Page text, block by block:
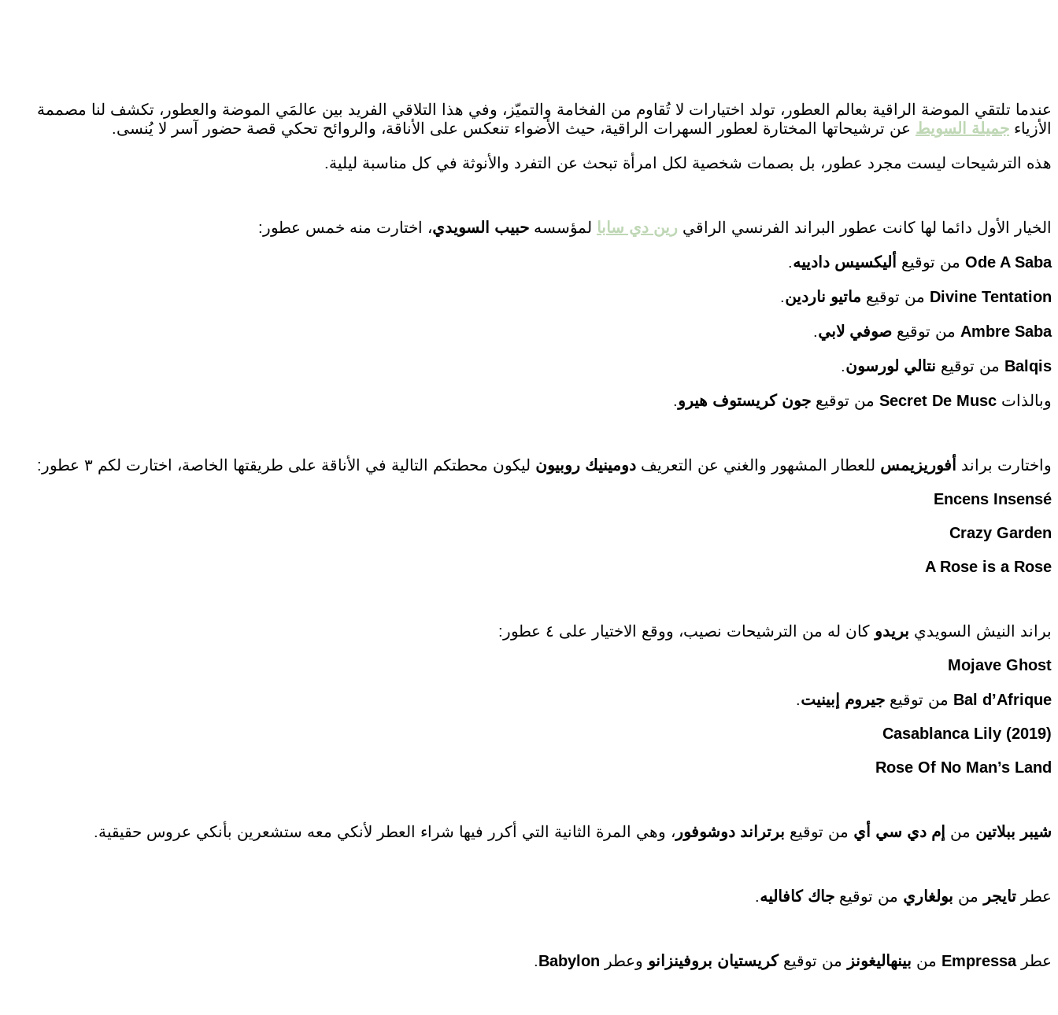
عندما تلتقي الموضة الراقية بعالم العطور، تولد اختيارات لا تُقاوم من الفخامة والتميّز، وفي هذا التلاقي الفريد بين عالمَي الموضة والعطور، تكشف لنا مصممة
الأزياء جميلة السويط عن ترشيحاتها المختارة لعطور السهرات الراقية، حيث الأضواء تنعكس على الأناقة، والروائح تحكي قصة حضور آسر لا يُنسى.
هذه الترشيحات ليست مجرد عطور، بل بصمات شخصية لكل امرأة تبحث عن التفرد والأنوثة في كل مناسبة ليلية.
الخيار الأول دائما لها كانت عطور البراند الفرنسي الراقي رين دي سابا لمؤسسه حبيب السويدي، اختارت منه خمس عطور:
Ode A Saba من توقيع أليكسيس دادييه.
Divine Tentation من توقيع ماتيو ناردين.
Ambre Saba من توقيع صوفي لابي.
Balqis من توقيع نتالي لورسون.
وبالذات Secret De Musc من توقيع جون كريستوف هيرو.
واختارت براند أفوريزيمس للعطار المشهور والغني عن التعريف دومينيك روبيون ليكون محطتكم التالية في الأناقة على طريقتها الخاصة، اختارت لكم ٣ عطور:
Encens Insensé
Crazy Garden
A Rose is a Rose
براند النيش السويدي بريدو كان له من الترشيحات نصيب، ووقع الاختيار على ٤ عطور:
Mojave Ghost
Bal d’Afrique من توقيع جيروم إبينيت.
Casablanca Lily (2019)
Rose Of No Man’s Land
شيبر ببلاتين من إم دي سي أي من توقيع برتراند دوشوفور ، وهي المرة الثانية التي أكرر فيها شراء العطر لأنكي معه ستشعرين بأنكي عروس حقيقية.
عطر تايجر من بولغاري من توقيع جاك كافاليه.
عطرEmpressa من بينهاليغونز من توقيعكريستيان بروفينزانو وعطر Babylon
.